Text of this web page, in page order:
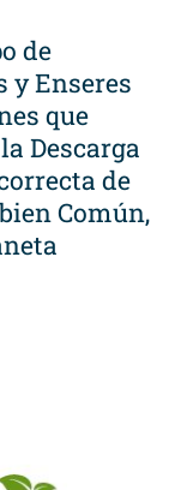
de
y Enseres
que
Descarga
de
Común,